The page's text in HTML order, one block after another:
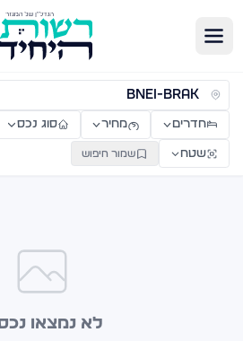
דירות למכירה ולהשכרה —
חדרים מחיר סוג נכס
שטח שמור חיפוש
לא נמצאו